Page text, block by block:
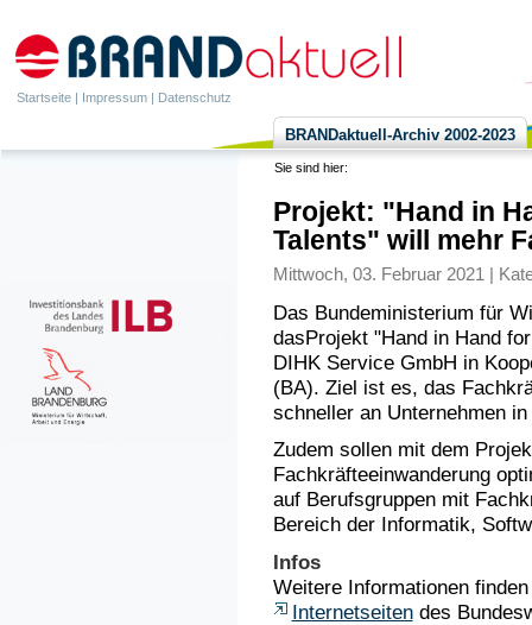
Startseite | Impressum | Datenschutz
BRANDaktuell-Archiv 2002-2023
Sie sind hier:
Projekt: "Hand in
Talents" will mehr
Mittwoch, 03. Februar 2021 |
Das Bundeministerium für
dasProjekt "Hand in Hand
DIHK Service GmbH in
(BA). Ziel ist es, das
schneller an Unternehmen
Zudem sollen mit dem
Fachkräfteeinwanderung
auf Berufsgruppen mit
Bereich der Informatik,
Infos
Weitere Informationen
Internetseitendes